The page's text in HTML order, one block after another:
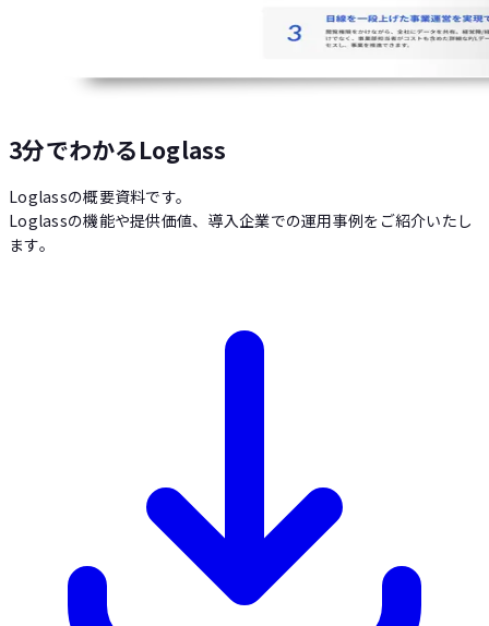
3分でわかるLoglass
Loglassの概要資料です。
Loglassの機能や提供価値、導入企業での運用事例をご紹介いたし
ます。